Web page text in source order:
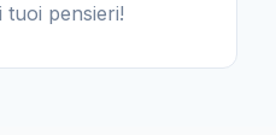
tuoi pensieri!